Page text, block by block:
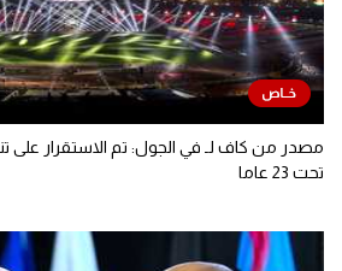
مصدر من كاف لـ في الجول: تم الاستقرار على
تحت 23 عاما